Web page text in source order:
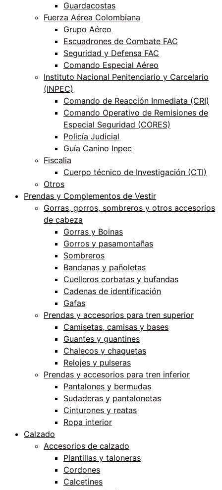
Guardacostas
Fuerza Aérea Colombiana
Grupo Aéreo
Escuadrones de Combate FAC
Seguridad y Defensa FAC
Comando Especial Aéreo
Instituto Nacional Penitenciario y Carcelario
(INPEC)
Comando de Reacción Inmediata (CRI)
Comando Operativo de Remisiones de
Especial Seguridad (CORES)
Policía Judicial
Guía Canino Inpec
Fiscalia
Cuerpo técnico de Investigación (CTI)
Otros
Prendas y Complementos de Vestir
Gorras, gorros, sombreros y otros accesorios
de cabeza
Gorras y Boinas
Gorros y pasamontañas
Sombreros
Bandanas y pañoletas
Cuelleros corbatas y bufandas
Cadenas de identificación
Gafas
Prendas y accesorios para tren superior
Camisetas, camisas y bases
Guantes y guantines
Chalecos y chaquetas
Relojes y pulseras
Prendas y accesorios para tren inferior
Pantalones y bermudas
Sudaderas y pantalonetas
Cinturones y reatas
Ropa interior
Calzado
Accesorios de calzado
Plantillas y taloneras
Cordones
Calcetines